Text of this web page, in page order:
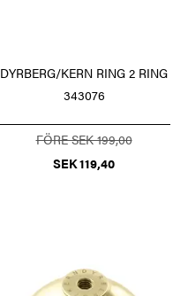
DYRBERG/KERN RING 2 RING
343076
FÖRE SEK 199,00
SEK 119,40